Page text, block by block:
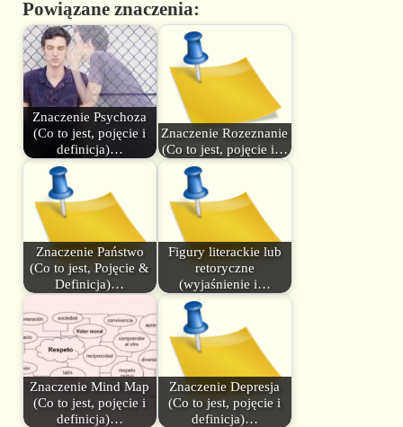
Powiązane znaczenia:
Znaczenie Psychoza
(Co to jest, pojęcie i
definicja)…
Znaczenie Rozeznanie
(Co to jest, pojęcie i…
Znaczenie Państwo
(Co to jest, Pojęcie &
Definicja)…
Figury literackie lub
retoryczne
(wyjaśnienie i…
Znaczenie Mind Map
(Co to jest, pojęcie i
definicja)…
Znaczenie Depresja
(Co to jest, pojęcie i
definicja)…